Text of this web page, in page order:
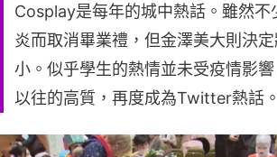
Cosplay是每年的城中熱話。雖然不
炎而取消畢業禮，但金澤美大則決
小。似乎學生的熱情並未受疫情影
以往的高質，再度成為Twitter熱話。